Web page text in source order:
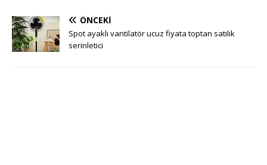
ÖNCEKI
Spot ayaklı vantilatör ucuz fiyata toptan satılık
serinletici